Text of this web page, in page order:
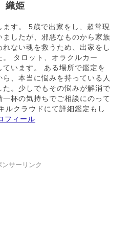
織姫
ます。 5歳で出家をし、超常現
したが、邪悪なものから家族
ない魂を救うため、出家をし
タロット、オラクルカー
ています。 ある場所で鑑定を
、本当に悩みを持っている人
。少しでもその悩みが解消で
杯の気持ちでご相談にのって
ルクラウドにて詳細鑑定もし
フィール
ンサーリンク